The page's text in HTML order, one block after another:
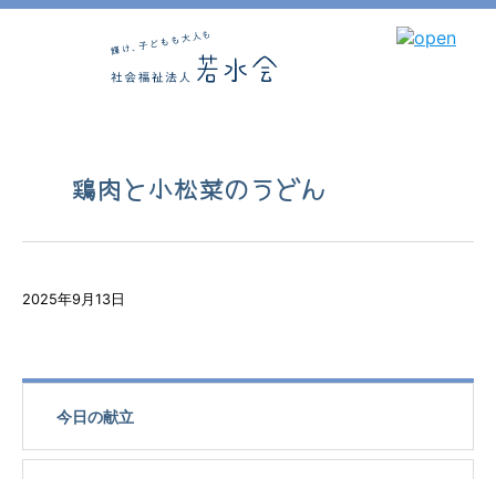
鶏肉と小松菜のうどん
2025年9月13日
今日の献立